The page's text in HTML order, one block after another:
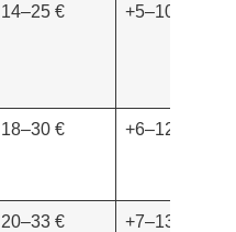
14–25 € +5–10 €/j
18–30 € +6–12 €/j
20–33 € +7–13 €/j